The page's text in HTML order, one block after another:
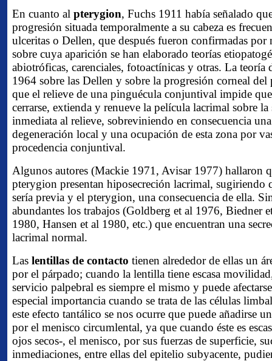
En cuanto al pterygion, Fuchs 1911 había señalado
progresión situada temporalmente a su cabeza es
ulceritas o Dellen, que después fueron confirmadas por
sobre cuya aparición se han elaborado teorías
abiotróficas, carenciales, fotoactínicas y otras. La teoría
1964 sobre las Dellen y sobre la progresión corneal
que el relieve de una pinguécula conjuntival impide
cerrarse, extienda y renueve la película lacrimal sobre
inmediata al relieve, sobreviniendo en consecuencia
degeneración local y una ocupación de esta zona por
procedencia conjuntival.
Algunos autores (Mackie 1971, Avisar 1977) hallaron
pterygion presentan hiposecreción lacrimal, sugiriendo
sería previa y el pterygion, una consecuencia de ella.
abundantes los trabajos (Goldberg et al 1976, Biedner
1980, Hansen et al 1980, etc.) que encuentran una
lacrimal normal.
Las lentillas de contacto tienen alrededor de ellas un
por el párpado; cuando la lentilla tiene escasa
servicio palpebral es siempre el mismo y puede
especial importancia cuando se trata de las células
este efecto tantálico se nos ocurre que puede añadirse
por el menisco circumlental, ya que cuando éste es
ojos secos-, el menisco, por sus fuerzas de superficie,
inmediaciones, entre ellas del epitelio subyacente,